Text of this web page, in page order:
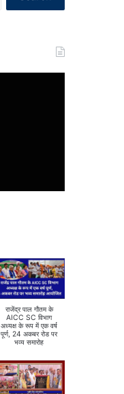
राजेंद्र पाल गौतम के
AICC SC विभाग
अध्यक्ष के रूप में एक वर्ष
पूर्ण, 24 अकबर रोड पर
भव्य समारोह